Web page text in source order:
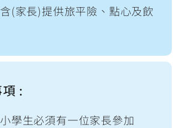
(家長)提供旅平險、點心及飲
項 :
學生必須有一位家長參加